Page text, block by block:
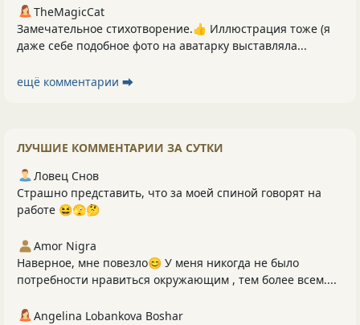
TheMagicCat
Замечательное стихотворение.👍 Иллюстрация тоже (я
даже себе подобное фото на аватарку выставляла...
ещё комментарии ⮕
ЛУЧШИЕ КОММЕНТАРИИ ЗА СУТКИ
Ловец Снов
Страшно представить, что за моей спиной говорят на
работе 😆🫣🤔
Amor Nigra
Наверное, мне повезло😊 У меня никогда не было
потребности нравиться окружающим , тем более всем....
Angelina Lobankova Boshar